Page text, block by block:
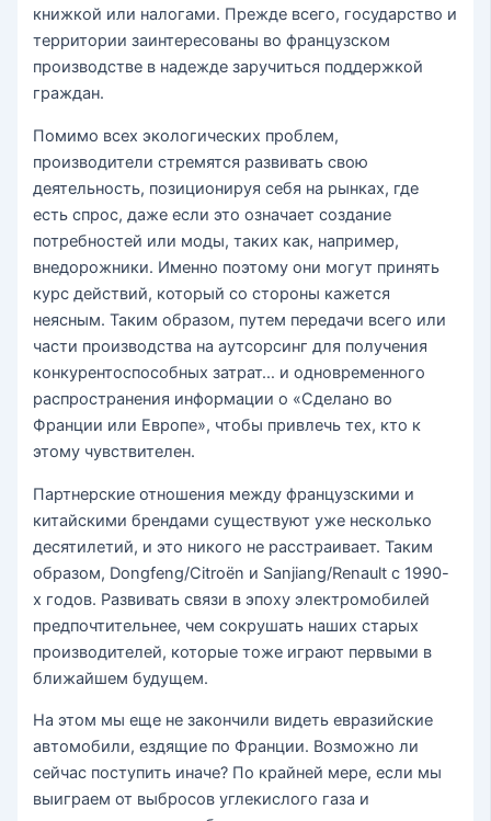
книжкой или налогами. Прежде всего, государство и
территории заинтересованы во французском
производстве в надежде заручиться поддержкой
граждан.
Помимо всех экологических проблем,
производители стремятся развивать свою
деятельность, позиционируя себя на рынках, где
есть спрос, даже если это означает создание
потребностей или моды, таких как, например,
внедорожники. Именно поэтому они могут принять
курс действий, который со стороны кажется
неясным. Таким образом, путем передачи всего или
части производства на аутсорсинг для получения
конкурентоспособных затрат… и одновременного
распространения информации о «Сделано во
Франции или Европе», чтобы привлечь тех, кто к
этому чувствителен.
Партнерские отношения между французскими и
китайскими брендами существуют уже несколько
десятилетий, и это никого не расстраивает. Таким
образом, Dongfeng/Citroën и Sanjiang/Renault с 1990-
х годов. Развивать связи в эпоху электромобилей
предпочтительнее, чем сокрушать наших старых
производителей, которые тоже играют первыми в
ближайшем будущем.
На этом мы еще не закончили видеть евразийские
автомобили, ездящие по Франции. Возможно ли
сейчас поступить иначе? По крайней мере, если мы
выиграем от выбросов углекислого газа и